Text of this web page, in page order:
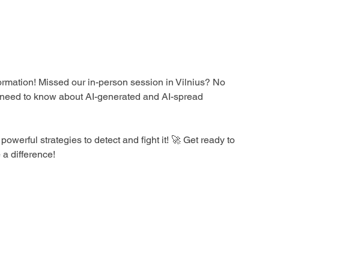
Missed our in-person session in Vilnius? No
to know about AI-generated and AI-spread
strategies to detect and fight it! 🚀 Get ready to
difference!